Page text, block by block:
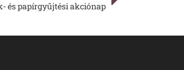
és papírgyűjtési akciónap